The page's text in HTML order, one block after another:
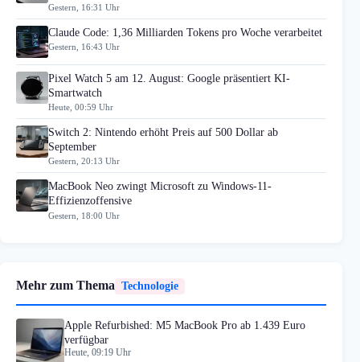
Gestern, 16:31 Uhr
Claude Code: 1,36 Milliarden Tokens pro Woche verarbeitet
Gestern, 16:43 Uhr
Pixel Watch 5 am 12. August: Google präsentiert KI-
Smartwatch
Heute, 00:59 Uhr
Switch 2: Nintendo erhöht Preis auf 500 Dollar ab
September
Gestern, 20:13 Uhr
MacBook Neo zwingt Microsoft zu Windows-11-
Effizienzoffensive
Gestern, 18:00 Uhr
Mehr zum Thema Technologie
Apple Refurbished: M5 MacBook Pro ab 1.439 Euro
verfügbar
Heute, 09:19 Uhr